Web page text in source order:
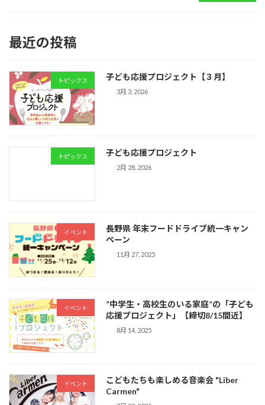
最近の投稿
トピックス 子ども応援プロジェクト【３月】
3月 3, 2026
トピックス 子ども応援プロジェクト
2月 28, 2026
イベント
長野県 年末フードドライブ統一キャン
ペーン
11月 27, 2025
イベント
”中学生・高校生のいる家庭”の「子ども
応援プロジェクト」【締切8/15間近】
8月 14, 2025
イベント
こどもたちも楽しめる音楽会 "Liber
Carmen"